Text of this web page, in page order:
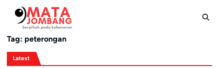
content
Tag: peterongan
Latest